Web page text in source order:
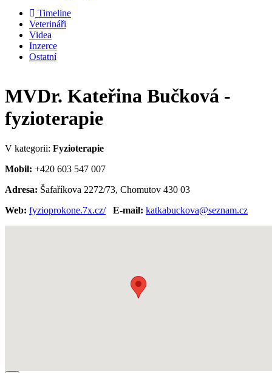
Timeline
Veterináři
Videa
Inzerce
Ostatní
MVDr. Kateřina Bučková -
fyzioterapie
V kategorii: Fyzioterapie
Mobil: +420 603 547 007
Adresa: Šafaříkova 2272/73, Chomutov 430 03
Web: fyzioprokone.7x.cz/ E-mail: katkabuckova@seznam.cz